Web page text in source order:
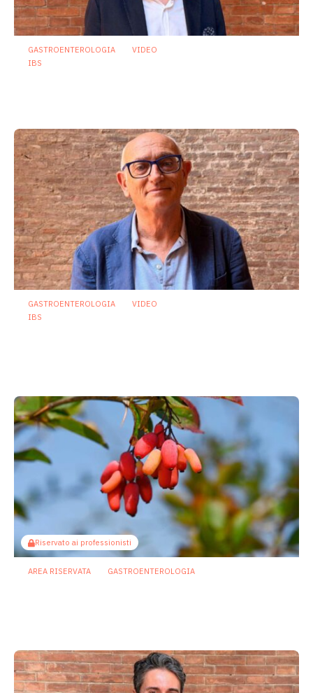
GASTROENTEROLOGIA
VIDEO
IBS
GASTROENTEROLOGIA
VIDEO
IBS
Riservato ai professionisti
AREA RISERVATA GASTROENTEROLOGIA